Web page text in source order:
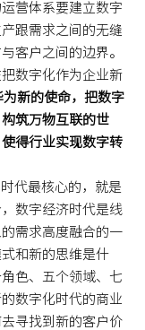
营体系要建立数字
跟需求之间的无缝
客户之间的边界。
数字化作为企业新
为新的使命，把数字
筑万物互联的世
得行业实现数字转
代最核心的，就是
数字经济时代是线
需求高度融合的一
和新的思维是什
色、五个领域、七
数字化时代的商业
寻找到新的客户价